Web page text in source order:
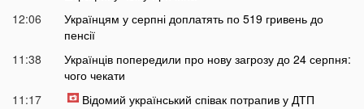
12:06
Українцям у серпні доплатять по 519 гривень до
пенсії
11:38
Українців попередили про нову загрозу до 24 серпня:
чого чекати
11:17
Відомий український співак потрапив у ДТП